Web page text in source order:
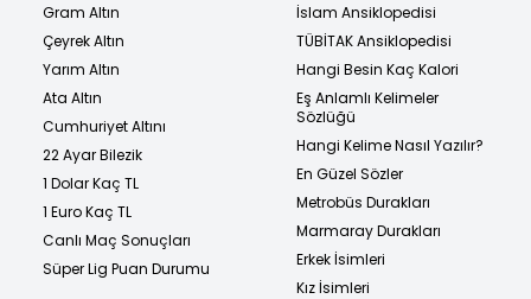
Gram Altın
Çeyrek Altın
Yarım Altın
Ata Altın
Cumhuriyet Altını
22 Ayar Bilezik
1 Dolar Kaç TL
1 Euro Kaç TL
Canlı Maç Sonuçları
Süper Lig Puan Durumu
İslam Ansiklopedisi
TÜBİTAK Ansiklopedisi
Hangi Besin Kaç Kalori
Eş Anlamlı Kelimeler
Sözlüğü
Hangi Kelime Nasıl Yazılır?
En Güzel Sözler
Metrobüs Durakları
Marmaray Durakları
Erkek İsimleri
Kız İsimleri